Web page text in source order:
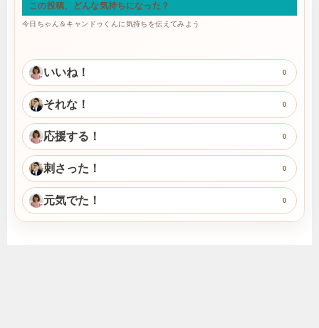
この投稿、どんな気持ちになった？
今日ちゃん＆キャンドゥくんに気持ちを伝えてみよう
いいね！ 0
それな！ 0
応援する！ 0
刺さった！ 0
元気でた！ 0